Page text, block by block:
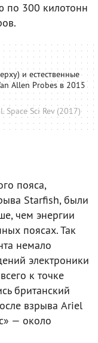
по 300 килотонн
и естественные
Allen Probes в 2015
Space Sci Rev (2017)
пояса,
Starfish, были
чем энергии
поясах. Так
немало
электроники
к точке
британский
взрыва Ariel
— около